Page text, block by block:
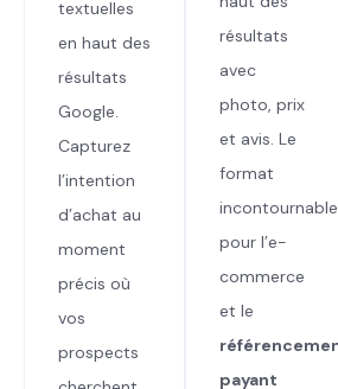
textuelles
en haut des
résultats
Google.
Capturez
l’intention
d’achat au
moment
précis où
vos
prospects
résultats
avec
photo, prix
et avis. Le
format
incontournable
pour l’e-
commerce
et le
payant